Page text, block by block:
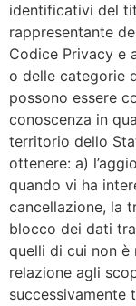
identificativi del
rappresentante
Codice Privacy e
o delle categorie
possono essere
conoscenza in
territorio dello
ottenere: a)
quando vi ha
cancellazione, la
blocco dei dati
quelli di cui non è
relazione agli
successivamente